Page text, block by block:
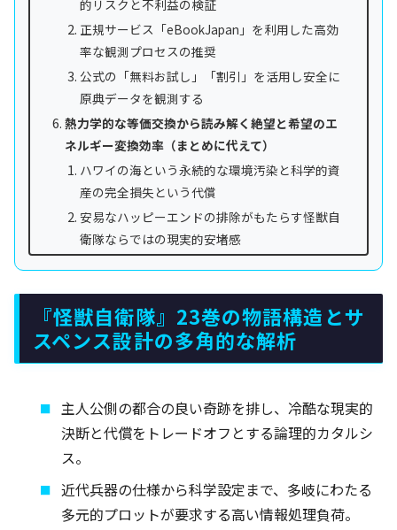
的リスクと不利益の検証
正規サービス「eBookJapan」を利用した高効
率な観測プロセスの推奨
公式の「無料お試し」「割引」を活用し安全に
原典データを観測する
熱力学的な等価交換から読み解く絶望と希望のエ
ネルギー変換効率（まとめに代えて）
ハワイの海という永続的な環境汚染と科学的資
産の完全損失という代償
安易なハッピーエンドの排除がもたらす怪獣自
衛隊ならではの現実的安堵感
『怪獣自衛隊』23巻の物語構造とサ
スペンス設計の多角的な解析
主人公側の都合の良い奇跡を排し、冷酷な現実的
決断と代償をトレードオフとする論理的カタルシ
ス。
近代兵器の仕様から科学設定まで、多岐にわたる
多元的プロットが要求する高い情報処理負荷。